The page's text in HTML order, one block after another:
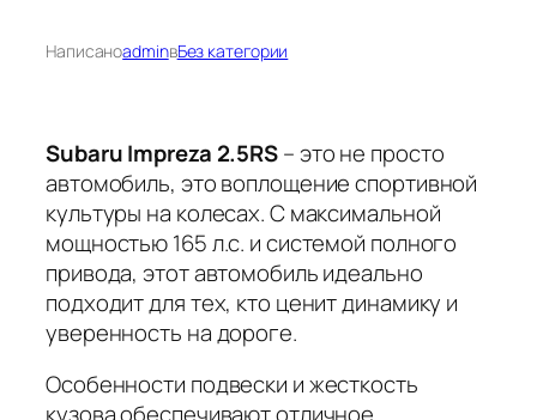
НаписаноadminвБез категории
Subaru Impreza 2.5RS– это не просто
автомобиль, это воплощение спортивной
культуры на колесах. С максимальной
мощностью 165 л.с. и системой полного
привода, этот автомобиль идеально
подходит для тех, кто ценит динамику и
уверенность на дороге.
Особенности подвески и жесткость